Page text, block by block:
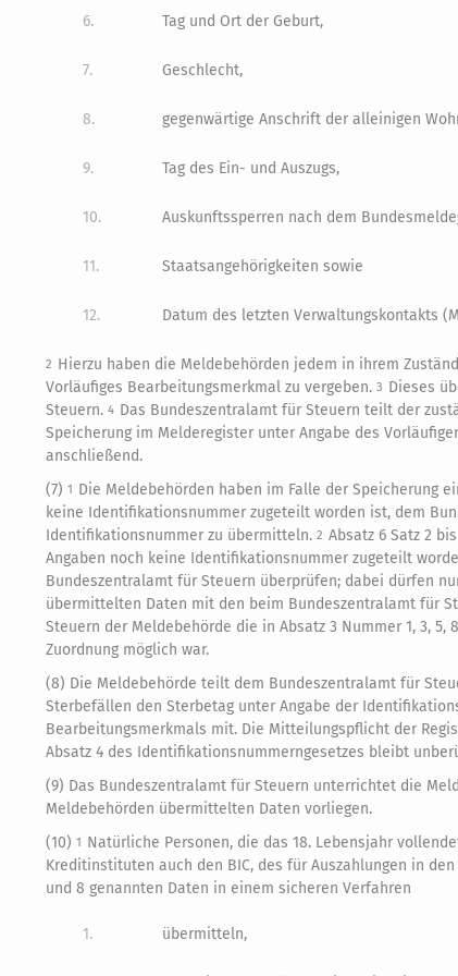
6. Tag und Ort der Geburt,
7. Geschlecht,
8. gegenwärtige Anschrift der alleinigen
9. Tag des Ein- und Auszugs,
10. Auskunftssperren nach dem
11. Staatsangehörigkeiten sowie
12. Datum des letzten Verwaltungskontakts
2 Hierzu haben die Meldebehörden jedem in ihrem
Vorläufiges Bearbeitungsmerkmal zu vergeben. 3 Dieses
Steuern. 4 Das Bundeszentralamt für Steuern teilt der
Speicherung im Melderegister unter Angabe des
anschließend.
(7) 1 Die Meldebehörden haben im Falle der Speicherung
keine Identifikationsnummer zugeteilt worden ist, dem
Identifikationsnummer zu übermitteln. 2 Absatz 6 Satz 2
Angaben noch keine Identifikationsnummer zugeteilt
Bundeszentralamt für Steuern überprüfen; dabei dürfen
übermittelten Daten mit den beim Bundeszentralamt für
Steuern der Meldebehörde die in Absatz 3 Nummer 1, 3,
Zuordnung möglich war.
(8) Die Meldebehörde teilt dem Bundeszentralamt für
Sterbefällen den Sterbetag unter Angabe der
Bearbeitungsmerkmals mit. Die Mitteilungspflicht der
Absatz 4 des Identifikationsnummerngesetzes bleibt
(9) Das Bundeszentralamt für Steuern unterrichtet die
Meldebehörden übermittelten Daten vorliegen.
(10) 1 Natürliche Personen, die das 18. Lebensjahr
Kreditinstituten auch den BIC, des für Auszahlungen in
und 8 genannten Daten in einem sicheren Verfahren
1. übermitteln,